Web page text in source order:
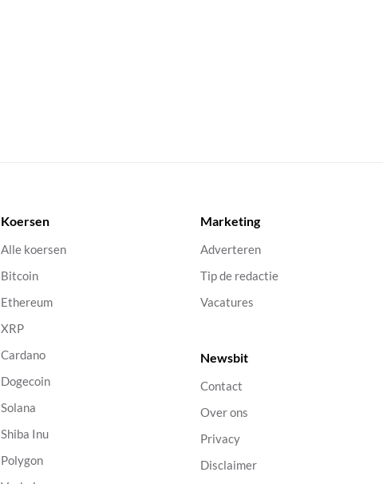
Koersen
Alle koersen
Bitcoin
Ethereum
XRP
Cardano
Dogecoin
Solana
Shiba Inu
Polygon
Marketing
Adverteren
Tip de redactie
Vacatures
Newsbit
Contact
Over ons
Privacy
Disclaimer